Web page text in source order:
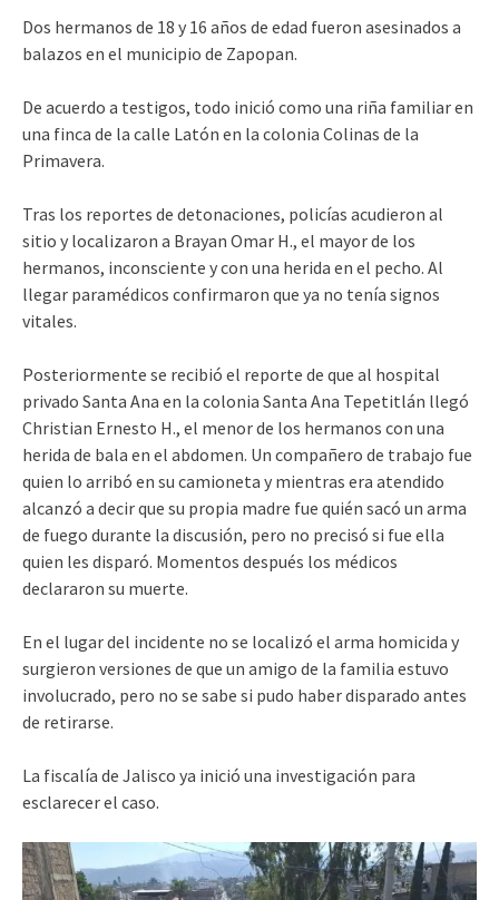
Dos hermanos de 18 y 16 años de edad fueron asesinados a
balazos en el municipio de Zapopan.
De acuerdo a testigos, todo inició como una riña familiar en
una finca de la calle Latón en la colonia Colinas de la
Primavera.
Tras los reportes de detonaciones, policías acudieron al
sitio y localizaron a Brayan Omar H., el mayor de los
hermanos, inconsciente y con una herida en el pecho. Al
llegar paramédicos confirmaron que ya no tenía signos
vitales.
Posteriormente se recibió el reporte de que al hospital
privado Santa Ana en la colonia Santa Ana Tepetitlán llegó
Christian Ernesto H., el menor de los hermanos con una
herida de bala en el abdomen. Un compañero de trabajo fue
quien lo arribó en su camioneta y mientras era atendido
alcanzó a decir que su propia madre fue quién sacó un arma
de fuego durante la discusión, pero no precisó si fue ella
quien les disparó. Momentos después los médicos
declararon su muerte.
En el lugar del incidente no se localizó el arma homicida y
surgieron versiones de que un amigo de la familia estuvo
involucrado, pero no se sabe si pudo haber disparado antes
de retirarse.
La fiscalía de Jalisco ya inició una investigación para
esclarecer el caso.